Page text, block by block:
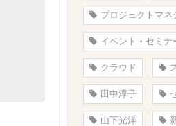
プロジェクトマネ
イベント・セミナ
クラウド
田中淳子
山下光洋